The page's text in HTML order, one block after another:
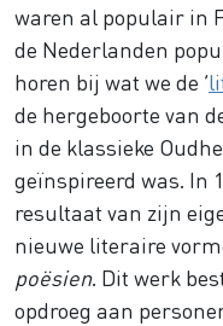
waren al populair in
de Nederlanden
horen bij wat we de ‘
de hergeboorte van
in de klassieke
geïnspireerd was. In
resultaat van zijn
nieuwe literaire
poësien. Dit werk
opdroeg aan